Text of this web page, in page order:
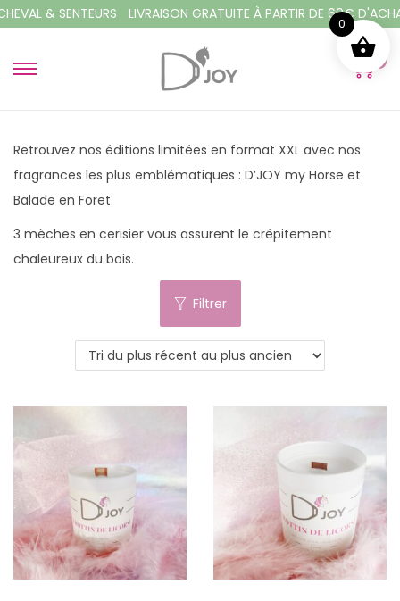
& SENTEURS LIVRAISON GRATUITE À PARTIR DE 69€ D'ACHAT
P
s
e
à
a
n
a
v
P
s
e
a
c
o
n
t
Retrouvez nos éditions limitées en format XXL avec nos
fragrances les plus emblématiques : D’JOY my Horse et
Balade en Foret.
3 mèches en cerisier vous assurent le crépitement
chaleureux du bois.
Filtrer
0